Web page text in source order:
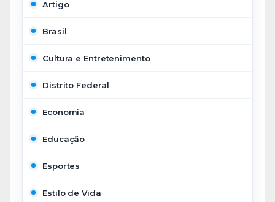
Artigo
Brasil
Cultura e Entretenimento
Distrito Federal
Economia
Educação
Esportes
Estilo de Vida